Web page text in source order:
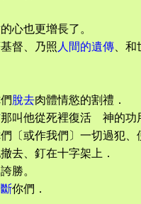
的心也更增長了。
基督、乃照 人間的遺傳 、
脫去肉體情慾的割禮．
那叫他從死裡復活 神的功
〔或作我們〕一切過犯、
去、釘在十字架上．
誇勝。
你們．